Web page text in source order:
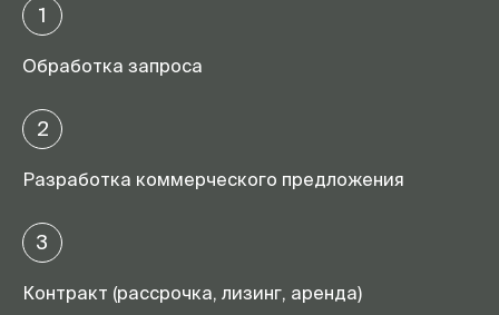
1
Обработка запроса
2
Разработка коммерческого предложения
3
Контракт (рассрочка, лизинг, аренда)